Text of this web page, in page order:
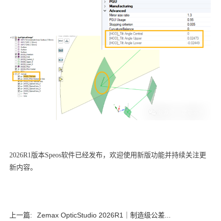
2026R1版本Speos软件已经发布，欢迎使用新版功能并持续关注更
新内容。
上一篇:
Zemax OpticStudio 2026R1｜制造级公差...